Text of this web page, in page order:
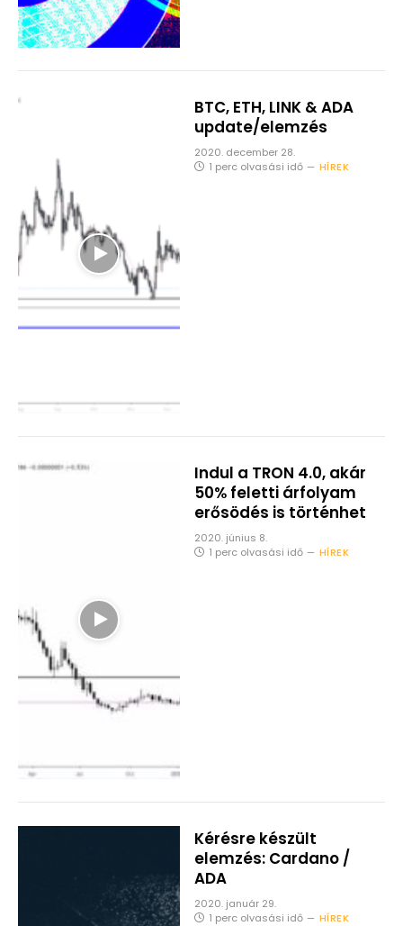
BTC, ETH, LINK & ADA
update/elemzés
2020. december 28.
1 perc olvasási idő
HÍREK
Indul a TRON 4.0, akár
50% feletti árfolyam
erősödés is történhet
2020. június 8.
1 perc olvasási idő
HÍREK
Kérésre készült
elemzés: Cardano /
ADA
2020. január 29.
1 perc olvasási idő
HÍREK